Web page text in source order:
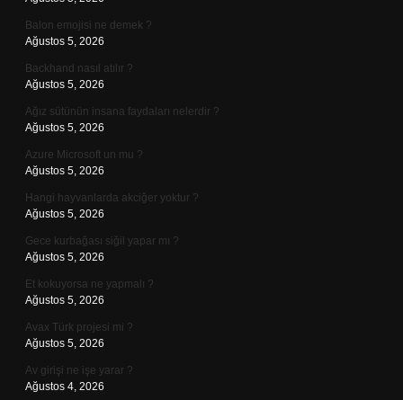
Balon emojisi ne demek ?
Ağustos 5, 2026
Backhand nasıl atılır ?
Ağustos 5, 2026
Ağız sütünün insana faydaları nelerdir ?
Ağustos 5, 2026
Azure Microsoft un mu ?
Ağustos 5, 2026
Hangi hayvanlarda akciğer yoktur ?
Ağustos 5, 2026
Gece kurbağası siğil yapar mı ?
Ağustos 5, 2026
Et kokuyorsa ne yapmalı ?
Ağustos 5, 2026
Avax Türk projesi mi ?
Ağustos 5, 2026
Av girişi ne işe yarar ?
Ağustos 4, 2026